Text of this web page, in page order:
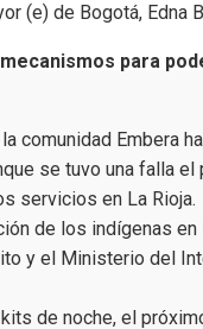
(e) de Bogotá, Edna
para
comunidad Embera
se tuvo una falla
servicios en La Rioja.
de los indígenas
y el Ministerio del
de noche, el